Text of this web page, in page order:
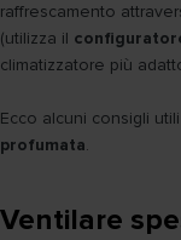
raffrescamento
(utilizza il
climatizzatore più
Ecco alcuni consigli
profumata.
Ventilare